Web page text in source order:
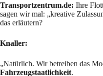
Transportzentrum.de: Ihre
sagen wir mal: „kreative
das erläutern?
Knaller:
„Natürlich. Wir betreiben das
Fahrzeugstaatlichkeit.